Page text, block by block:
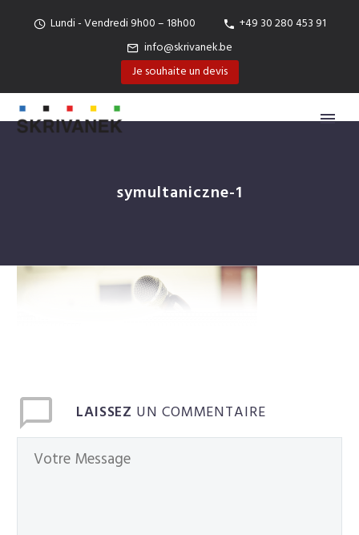
Lundi - Vendredi 9h00 – 18h00
+49 30 280 453 91
info@skrivanek.be
Je souhaite un devis
symultaniczne-1
LAISSEZ UN COMMENTAIRE